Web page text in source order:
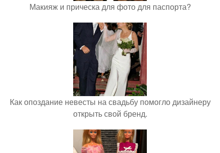
Макияж и прическа для фото для паспорта?
Как опоздание невесты на свадьбу помогло дизайнеру
открыть свой бренд.